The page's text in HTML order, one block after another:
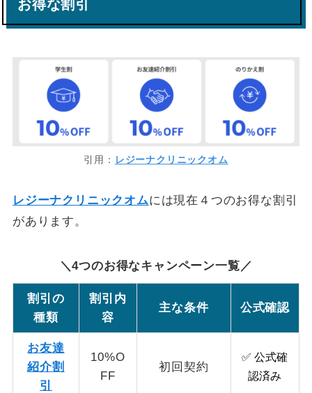
お得な割引
引用： レジーナクリニックオム
レジーナクリニックオムには現在４つのお得な割引
があります。
＼4つのお得なキャンペーン一覧／
割引の
種類
割引内
容
主な条件 公式確認
お友達
紹介割
引
10%O
FF
初回契約
✅ 公式確
認済み